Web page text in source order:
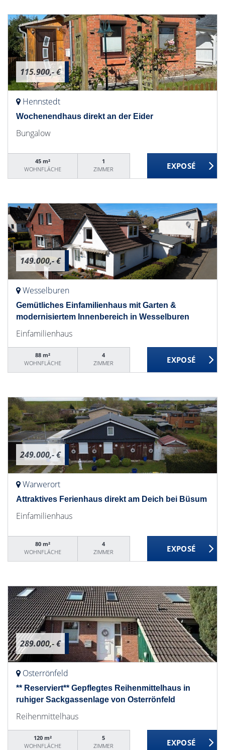
115.900,- €
Hennstedt
Wochenendhaus direkt an der Eider
Bungalow
45 m²
WOHNFLÄCHE
1
ZIMMER
149.000,- €
Wesselburen
Gemütliches Einfamilienhaus mit Garten &
modernisiertem Innenbereich in Wesselburen
Einfamilienhaus
88 m²
WOHNFLÄCHE
4
ZIMMER
249.000,- €
Warwerort
Attraktives Ferienhaus direkt am Deich bei Büsum
Einfamilienhaus
80 m²
WOHNFLÄCHE
4
ZIMMER
289.000,- €
Osterrönfeld
** Reserviert** Gepflegtes Reihenmittelhaus in
ruhiger Sackgassenlage von Osterrönfeld
Reihenmittelhaus
120 m²
WOHNFLÄCHE
5
ZIMMER